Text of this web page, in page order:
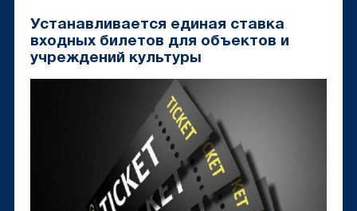
Устанавливается единая ставка
входных билетов для объектов и
учреждений культуры